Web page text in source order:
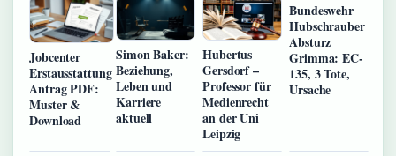
Jobcenter
Erstausstattung
Antrag PDF:
Muster &
Download
Simon Baker:
Beziehung,
Leben und
Karriere
aktuell
Hubertus
Gersdorf –
Professor für
Medienrecht
an der Uni
Leipzig
Bundeswehr
Hubschrauber
Absturz
Grimma: EC-
135, 3 Tote,
Ursache